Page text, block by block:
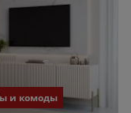
и комоды